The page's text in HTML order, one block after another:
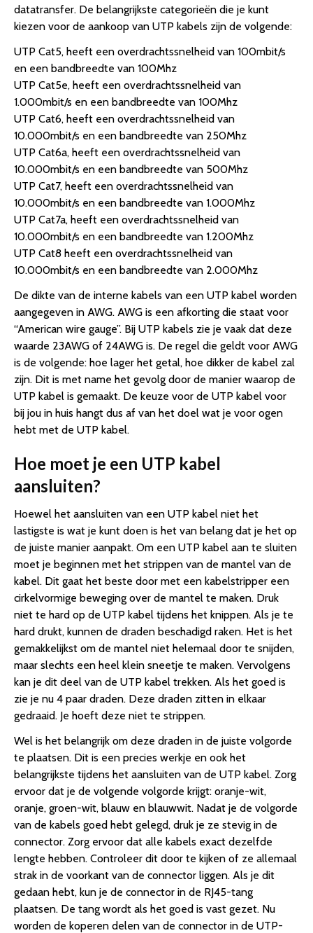
datatransfer. De belangrijkste categorieën die je kunt
kiezen voor de aankoop van UTP kabels zijn de volgende:
UTP Cat5, heeft een overdrachtssnelheid van 100mbit/s
en een bandbreedte van 100Mhz
UTP Cat5e, heeft een overdrachtssnelheid van
1.000mbit/s en een bandbreedte van 100Mhz
UTP Cat6, heeft een overdrachtssnelheid van
10.000mbit/s en een bandbreedte van 250Mhz
UTP Cat6a, heeft een overdrachtssnelheid van
10.000mbit/s en een bandbreedte van 500Mhz
UTP Cat7, heeft een overdrachtssnelheid van
10.000mbit/s en een bandbreedte van 1.000Mhz
UTP Cat7a, heeft een overdrachtssnelheid van
10.000mbit/s en een bandbreedte van 1.200Mhz
UTP Cat8 heeft een overdrachtssnelheid van
10.000mbit/s en een bandbreedte van 2.000Mhz
De dikte van de interne kabels van een UTP kabel worden
aangegeven in AWG. AWG is een afkorting die staat voor
“American wire gauge”. Bij UTP kabels zie je vaak dat deze
waarde 23AWG of 24AWG is. De regel die geldt voor AWG
is de volgende: hoe lager het getal, hoe dikker de kabel zal
zijn. Dit is met name het gevolg door de manier waarop de
UTP kabel is gemaakt. De keuze voor de UTP kabel voor
bij jou in huis hangt dus af van het doel wat je voor ogen
hebt met de UTP kabel.
Hoe moet je een UTP kabel
aansluiten?
Hoewel het aansluiten van een UTP kabel niet het
lastigste is wat je kunt doen is het van belang dat je het op
de juiste manier aanpakt. Om een UTP kabel aan te sluiten
moet je beginnen met het strippen van de mantel van de
kabel. Dit gaat het beste door met een kabelstripper een
cirkelvormige beweging over de mantel te maken. Druk
niet te hard op de UTP kabel tijdens het knippen. Als je te
hard drukt, kunnen de draden beschadigd raken. Het is het
gemakkelijkst om de mantel niet helemaal door te snijden,
maar slechts een heel klein sneetje te maken. Vervolgens
kan je dit deel van de UTP kabel trekken. Als het goed is
zie je nu 4 paar draden. Deze draden zitten in elkaar
gedraaid. Je hoeft deze niet te strippen.
Wel is het belangrijk om deze draden in de juiste volgorde
te plaatsen. Dit is een precies werkje en ook het
belangrijkste tijdens het aansluiten van de UTP kabel. Zorg
ervoor dat je de volgende volgorde krijgt: oranje-wit,
oranje, groen-wit, blauw en blauwwit. Nadat je de volgorde
van de kabels goed hebt gelegd, druk je ze stevig in de
connector. Zorg ervoor dat alle kabels exact dezelfde
lengte hebben. Controleer dit door te kijken of ze allemaal
strak in de voorkant van de connector liggen. Als je dit
gedaan hebt, kun je de connector in de RJ45-tang
plaatsen. De tang wordt als het goed is vast gezet. Nu
worden de koperen delen van de connector in de UTP-